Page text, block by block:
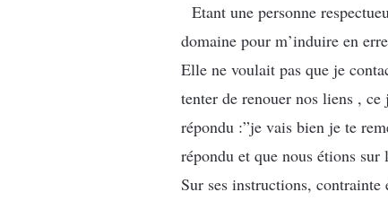
Etant une personne
domaine pour m’induire en
Elle ne voulait pas que je
tenter de renouer nos liens ,
répondu :”je vais bien je te
répondu et que nous étions
Sur ses instructions, contrainte